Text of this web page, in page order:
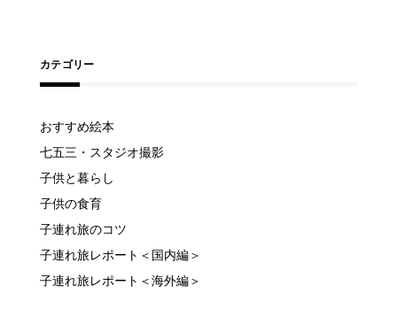
カテゴリー
おすすめ絵本
七五三・スタジオ撮影
子供と暮らし
子供の食育
子連れ旅のコツ
子連れ旅レポート＜国内編＞
子連れ旅レポート＜海外編＞